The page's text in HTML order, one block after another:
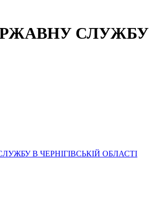
СЛУЖБУ
В ЧЕРНІГІВСЬКІЙ ОБЛАСТІ